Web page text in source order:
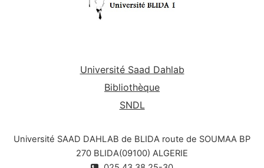
Université Saad Dahlab
Bibliothèque
SNDL
Université SAAD DAHLAB de BLIDA route de SOUMAA BP
270 BLIDA(09100) ALGERIE